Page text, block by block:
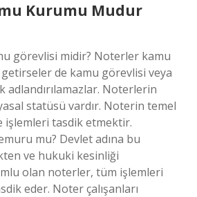
Kurumu Mudur
görevlisi midir? Noterler kamu
de kamu görevlisi veya
adlandırılamazlar. Noterlerin
statüsü vardır. Noterin temel
işlemleri tasdik etmektir.
mu? Devlet adına bu
ve hukuki kesinliği
olan noterler, tüm işlemleri
eder. Noter çalışanları